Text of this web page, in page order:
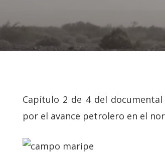
Capítulo 2 de 4 del
por el avance petrolero en el